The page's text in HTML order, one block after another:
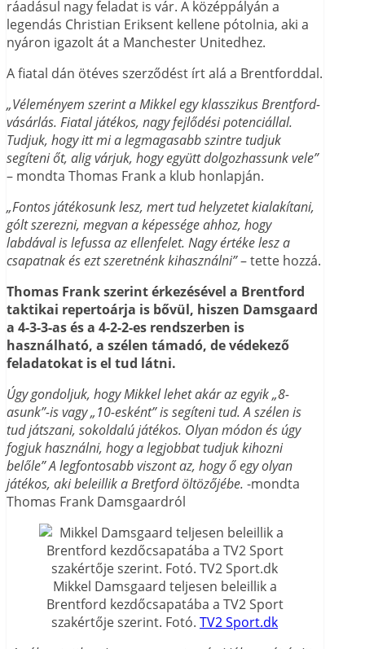
ráadásul nagy feladat is vár. A középpályán a
legendás Christian Eriksent kellene pótolnia, aki a
nyáron igazolt át a Manchester Unitedhez.
A fiatal dán ötéves szerződést írt alá a Brentforddal.
„Véleményem szerint a Mikkel egy klasszikus Brentford-
vásárlás. Fiatal játékos, nagy fejlődési potenciállal.
Tudjuk, hogy itt mi a legmagasabb szintre tudjuk
segíteni őt, alig várjuk, hogy együtt dolgozhassunk vele”
– mondta Thomas Frank a klub honlapján.
„Fontos játékosunk lesz, mert tud helyzetet kialakítani,
gólt szerezni, megvan a képessége ahhoz, hogy
labdával is lefussa az ellenfelet. Nagy értéke lesz a
csapatnak és ezt szeretnénk kihasználni”– tette hozzá.
Thomas Frank szerint érkezésével a Brentford
taktikai repertoárja is bővül, hiszen Damsgaard
a 4-3-3-as és a 4-2-2-es rendszerben is
használható, a szélen támadó, de védekező
feladatokat is el tud látni.
Úgy gondoljuk, hogy Mikkel lehet akár az egyik „8-
asunk”-is vagy „10-esként” is segíteni tud. A szélen is
tud játszani, sokoldalú játékos. Olyan módon és úgy
fogjuk használni, hogy a legjobbat tudjuk kihozni
belőle”A legfontosabb viszont az, hogy ő egy olyan
játékos, aki beleillik a Bretford öltözőjébe. -mondta
Thomas Frank Damsgaardról
Mikkel Damsgaard teljesen beleillik a
Brentford kezdőcsapatába a TV2 Sport
szakértője szerint. Fotó. TV2 Sport.dk